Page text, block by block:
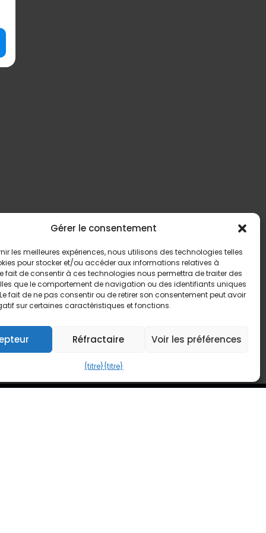
Gérer le consentement
les meilleures expériences, nous utilisons des technologies telles
pour stocker et/ou accéder aux informations relatives à
fait de consentir à ces technologies nous permettra de traiter des
que le comportement de navigation ou des identifiants uniques
fait de ne pas consentir ou de retirer son consentement peut avoir
sur certaines caractéristiques et fonctions.
Réfractaire Voir les préférences
{titre}{titre}